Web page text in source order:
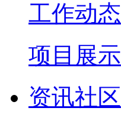
工作动态
项目展示
资讯社区